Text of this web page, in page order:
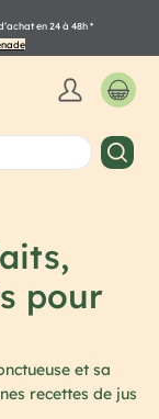
en 24 à 48h*
pour
et sa
recettes de jus